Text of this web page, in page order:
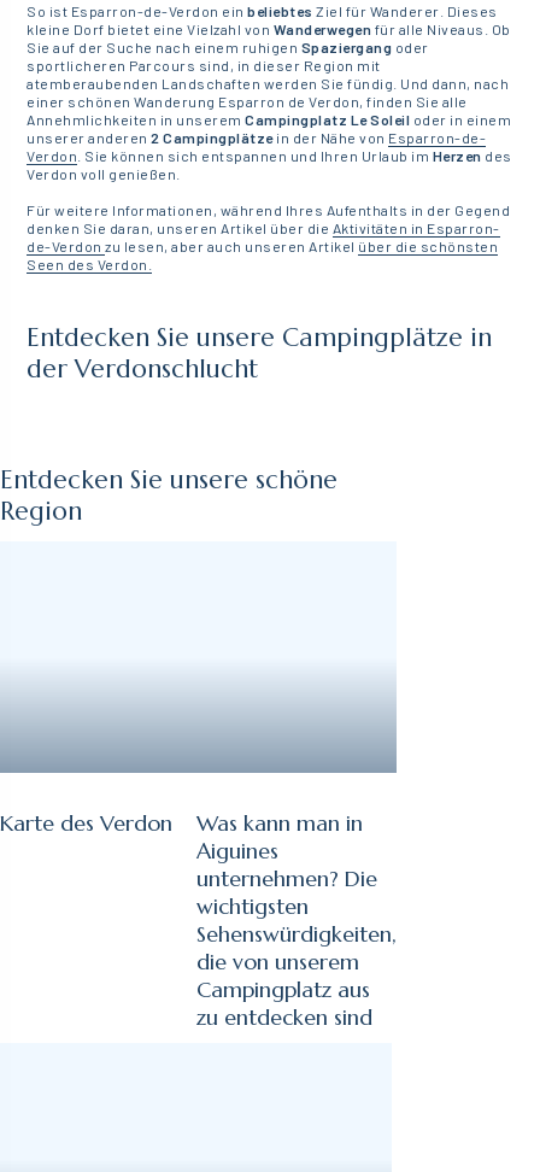
So ist Esparron-de-Verdon einbeliebtesZiel für Wanderer. Dieses
kleine Dorf bietet eine Vielzahl von Wanderwegen für alle Niveaus. Ob
Sie auf der Suche nach einem ruhigen Spaziergang oder
sportlicheren Parcours sind, in dieser Region mit
atemberaubenden Landschaften werden Sie fündig. Und dann, nach
einer schönen Wanderung Esparron de Verdon, finden Sie alle
Annehmlichkeiten in unseremCampingplatz Le Soleil oder in einem
unserer anderen 2 Campingplätzein der Nähe von Esparron-de-
Verdon . Sie können sich entspannen und Ihren Urlaub im Herzen des
Verdon voll genießen.
Für weitere Informationen, während Ihres Aufenthalts in der Gegend
denken Sie daran, unseren Artikel über die Aktivitäten in Esparron-
de-Verdonzu lesen, aber auch unseren Artikel über die schönsten
Seen des Verdon.
Entdecken Sie unsere Campingplätze in
der Verdonschlucht
Entdecken Sie unsere schöne
Region
Karte des Verdon
Was kann man in
Aiguines
unternehmen? Die
wichtigsten
Sehenswürdigkeiten,
die von unserem
Campingplatz aus
zu entdecken sind